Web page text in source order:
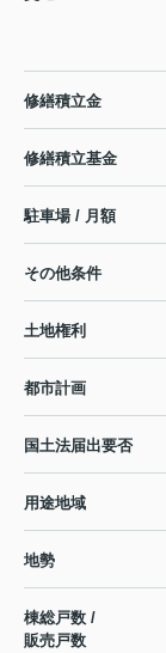
修繕積立金
修繕積立基金
駐車場 / 月額
その他条件
土地権利
都市計画
国土法届出要否
用途地域
地勢
棟総戸数 /
販売戸数